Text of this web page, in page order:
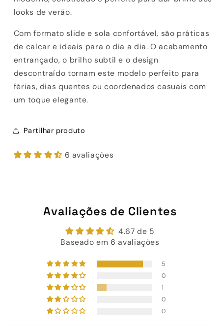
looks de verão.
Com formato slide e sola confortável, são práticas
de calçar e ideais para o dia a dia. O acabamento
entrançado, o brilho subtil e o design
descontraído tornam este modelo perfeito para
férias, dias quentes ou coordenados casuais com
um toque elegante.
Partilhar produto
6 avaliações
Avaliações de Clientes
4.67 de 5
Baseado em 6 avaliações
5
0
1
0
0